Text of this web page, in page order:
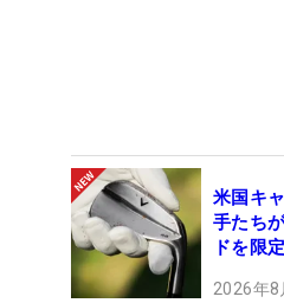
米国キ
手たち
ドを限
2026年8